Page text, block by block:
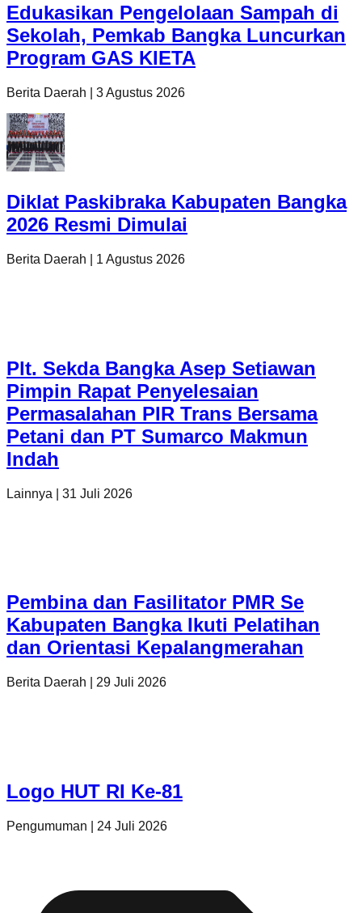
Edukasikan Pengelolaan Sampah di
Sekolah, Pemkab Bangka Luncurkan
Program GAS KIETA
Berita Daerah 3 Agustus 2026
Diklat Paskibraka Kabupaten Bangka
2026 Resmi Dimulai
Berita Daerah 1 Agustus 2026
Plt. Sekda Bangka Asep Setiawan
Pimpin Rapat Penyelesaian
Permasalahan PIR Trans Bersama
Petani dan PT Sumarco Makmun
Indah
Lainnya 31 Juli 2026
Pembina dan Fasilitator PMR Se
Kabupaten Bangka Ikuti Pelatihan
dan Orientasi Kepalangmerahan
Berita Daerah 29 Juli 2026
Logo HUT RI Ke-81
Pengumuman 24 Juli 2026